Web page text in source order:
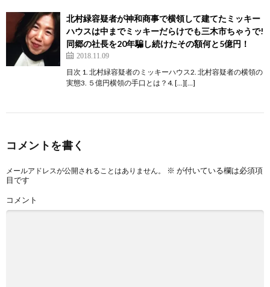
北村緑容疑者が神和商事で横領して建てたミッキー
ハウスは中までミッキーだらけでも三木市ちゃうで!
同郷の社長を20年騙し続けたその額何と5億円！
2018.11.09
目次 1. 北村緑容疑者のミッキーハウス2. 北村容疑者の横領の
実態3. ５億円横領の手口とは？4. […][…]
コメントを書く
メールアドレスが公開されることはありません。 ※ が付いている欄は必須項
目です
コメント